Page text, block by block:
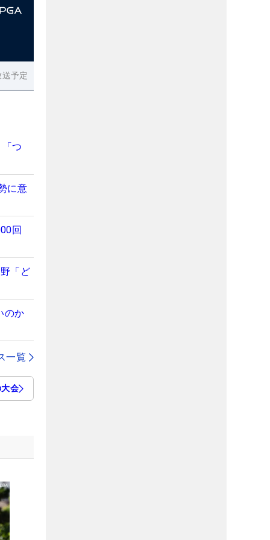
予定
つ
に意
回
「ど
のか
一覧
会